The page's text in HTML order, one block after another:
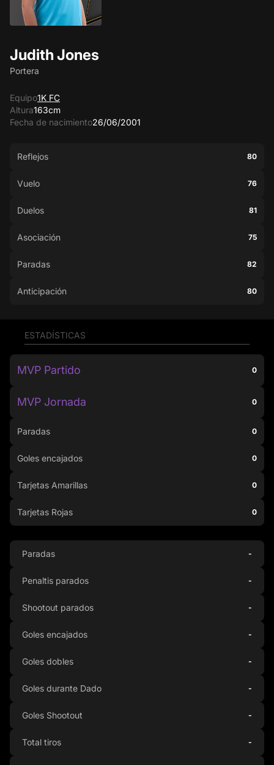
Judith Jones
Portera
Equipo1K FC
Altura163cm
Fecha de nacimiento26/06/2001
Reflejos 80
Vuelo 76
Duelos 81
Asociación 75
Paradas 82
Anticipación 80
ESTADÍSTICAS
MVP Partido 0
MVP Jornada 0
Paradas 0
Goles encajados 0
Tarjetas Amarillas 0
Tarjetas Rojas 0
Paradas -
Penaltis parados -
Shootout parados -
Goles encajados -
Goles dobles -
Goles durante Dado -
Goles Shootout -
Total tiros -